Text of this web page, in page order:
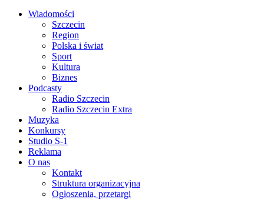
Wiadomości
Szczecin
Region
Polska i świat
Sport
Kultura
Biznes
Podcasty
Radio Szczecin
Radio Szczecin Extra
Muzyka
Konkursy
Studio S-1
Reklama
O nas
Kontakt
Struktura organizacyjna
Ogłoszenia, przetargi